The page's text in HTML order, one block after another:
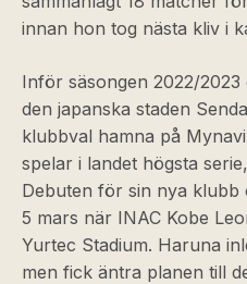
innan hon tog nästa kliv i
Inför säsongen 2022/
den japanska staden
klubbval hamna på
spelar i landet högsta
Debuten för sin nya klubb
5 mars när INAC Kobe
Yurtec Stadium. Haruna
men fick äntra planen till